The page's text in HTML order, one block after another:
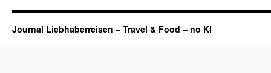
Journal Liebhaberreisen – Travel & Food – no KI